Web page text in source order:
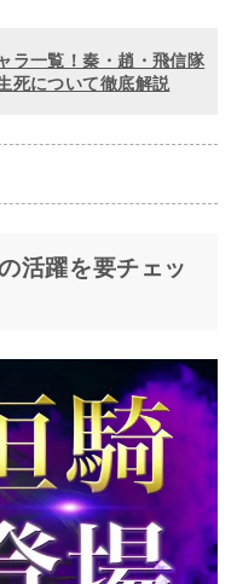
ラ一覧！秦・趙・飛信隊
死について徹底解説
活躍を要チェッ